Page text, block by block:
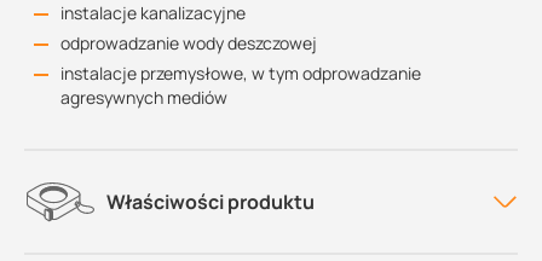
instalacje kanalizacyjne
odprowadzanie wody deszczowej
instalacje przemysłowe, w tym odprowadzanie
agresywnych mediów
Właściwości produktu